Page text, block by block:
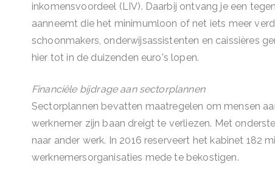
inkomensvoordeel (LIV). Daarbij ontvang je een
aanneemt die het minimumloon of net iets meer
schoonmakers, onderwijsassistenten en caissières
hier tot in de duizenden euro's lopen.
Financiële bijdrage aan sectorplannen
Sectorplannen bevatten maatregelen om mensen
werknemer zijn baan dreigt te verliezen. Met
naar ander werk. In 2016 reserveert het kabinet 182
werknemersorganisaties mede te bekostigen.